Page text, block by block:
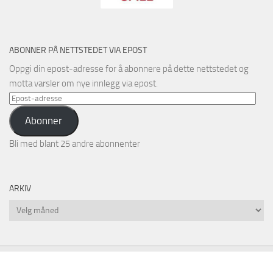
ABONNER PÅ NETTSTEDET VIA EPOST
Oppgi din epost-adresse for å abonnere på dette nettstedet og
motta varsler om nye innlegg via epost.
Epost-
adresse
Abonner
Bli med blant 25 andre abonnenter
ARKIV
Arkiv